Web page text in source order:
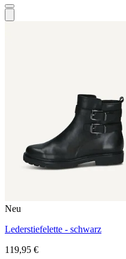
Neu
Lederstiefelette - schwarz
119,95 €